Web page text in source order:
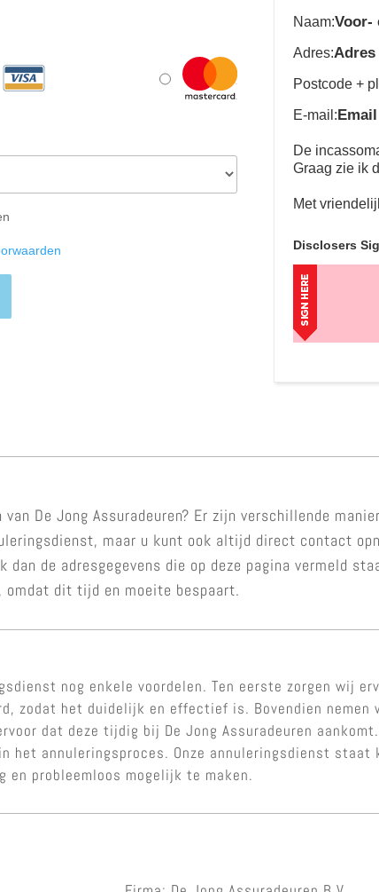
Naam:Voor-
Adres:Adres
Postcode +
E-mail:Email
De
Graag zie ik
Met
Disclosers
De Jong Assuradeuren? Er zijn verschillende
maar u kunt ook altijd direct contact
dan de adresgegevens die op deze pagina vermeld
omdat dit tijd en moeite bespaart.
nog enkele voordelen. Ten eerste zorgen wij
zodat het duidelijk en effectief is. Bovendien nemen
dat deze tijdig bij De Jong Assuradeuren
het annuleringsproces. Onze annuleringsdienst staat
en probleemloos mogelijk te maken.